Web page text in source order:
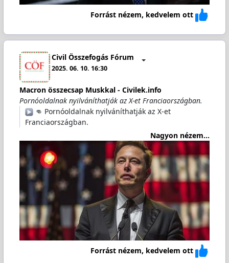
Forrást nézem, kedvelem ott
Civil Összefogás Fórum
2025. 06. 10. 16:30
Macron összecsap Muskkal - Civilek.info
Pornóoldalnak nyilváníthatják az X-et Franciaországban.
️ 👊 Pornóoldalnak nyilváníthatják az X-et
Franciaországban.
Nagyon nézem...
Forrást nézem, kedvelem ott